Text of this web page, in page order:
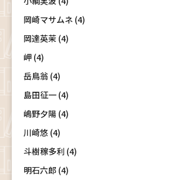
岡崎マサムネ (4)
岡達英茉 (4)
岬 (4)
岳鳥翁 (4)
島田征一 (4)
嶋野夕陽 (4)
川崎悠 (4)
斗樹稼多利 (4)
明石六郎 (4)